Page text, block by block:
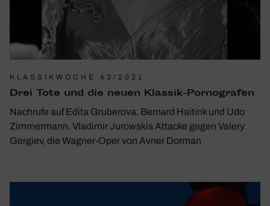
KLASSIKWOCHE 43/2021
Drei Tote und die neuen Klassik-Porno­grafen
Nachrufe auf Edita Gruberova, Bernard Haitink und Udo
Zimmermann, Vladimir Jurowskis Attacke gegen Valery
Gergiev, die Wagner-Oper von Avner Dorman